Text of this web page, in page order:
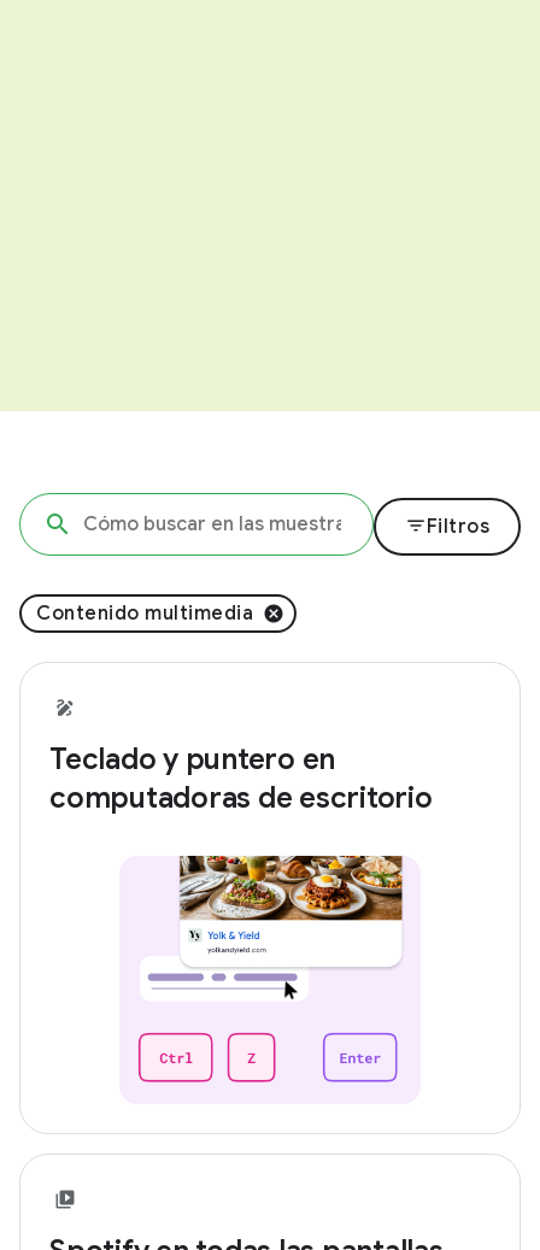
filter_listFiltros
Contenido multimedia
Teclado y puntero en
computadoras de escritorio